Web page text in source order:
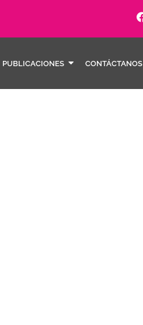
PUBLICACIONES CONTÁCTANOS